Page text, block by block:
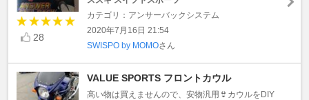
28
カテゴリ：アンサーバックシステム
2020年7月16日 21:54
SWISPO by MOMOさん
VALUE SPORTS フロントカウル
高い物は買えませんので、安物汎用👙カウルをDIY